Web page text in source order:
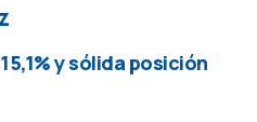
y sólida posición